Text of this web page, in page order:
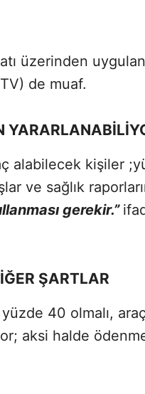
üzerinden
de muaf.
alabilecek kişiler
ve sağlık
gerekir.”
ŞARTLAR
40 olmalı,
aksi halde